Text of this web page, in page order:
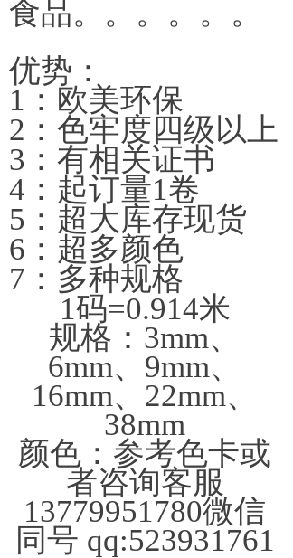
食品。。。。。。
优势：
1：欧美环保
2：色牢度四级以上
3：有相关证书
4：起订量1卷
5：超大库存现货
6：超多颜色
7：多种规格
1码=0.914米
规格：3mm、
6mm、9mm、
16mm、22mm、
38mm
颜色：参考色卡或
者咨询客服
13779951780微信
同号 qq:523931761